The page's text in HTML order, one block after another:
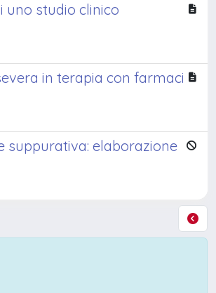
studio clinico
in terapia con farmaci
suppurativa: elaborazione